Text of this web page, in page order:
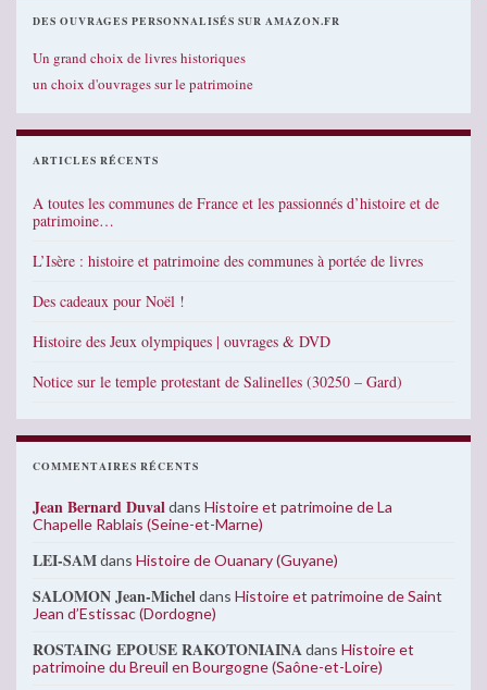
DES OUVRAGES PERSONNALISÉS SUR AMAZON.FR
Un grand choix de livres historiques
un choix d'ouvrages sur le patrimoine
ARTICLES RÉCENTS
A toutes les communes de France et les passionnés d’histoire et de
patrimoine…
L’Isère : histoire et patrimoine des communes à portée de livres
Des cadeaux pour Noël !
Histoire des Jeux olympiques | ouvrages & DVD
Notice sur le temple protestant de Salinelles (30250 – Gard)
COMMENTAIRES RÉCENTS
Jean Bernard Duvaldans Histoire et patrimoine de La
Chapelle Rablais (Seine-et-Marne)
LEI-SAMdans Histoire de Ouanary (Guyane)
SALOMON Jean-Micheldans Histoire et patrimoine de Saint
Jean d’Estissac (Dordogne)
ROSTAING EPOUSE RAKOTONIAINAdans Histoire et
patrimoine du Breuil en Bourgogne (Saône-et-Loire)